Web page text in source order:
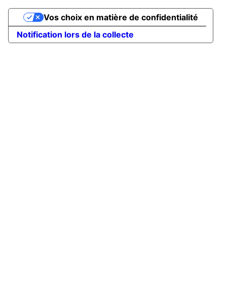
Notification lors de la collecte
Vos choix en matière de confidentialité